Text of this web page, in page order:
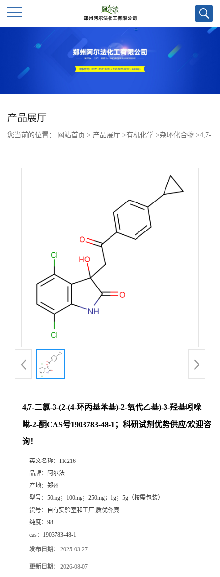
公
厅
产品展厅
您当前的位置： 网站首页 > 产品展厅 >有机化学 >杂环化合物 >4,7-
4,7-二氯-3-(2-(4-环丙基苯基)-2-氧代乙基)-3-羟基吲哚
啉-2-酮CAS号1903783-48-1；科研试剂优势供应/欢迎咨
询！
英文名称： TK216
品牌：
阿尔法
产地： 郑州
型号： 50mg；100mg；250mg；1g；5g（按需包装）
货号：
自有实验室和工厂,质优价廉...
纯度： 98
cas： 1903783-48-1
发布日期： 2025-03-27
更新日期： 2026-08-07